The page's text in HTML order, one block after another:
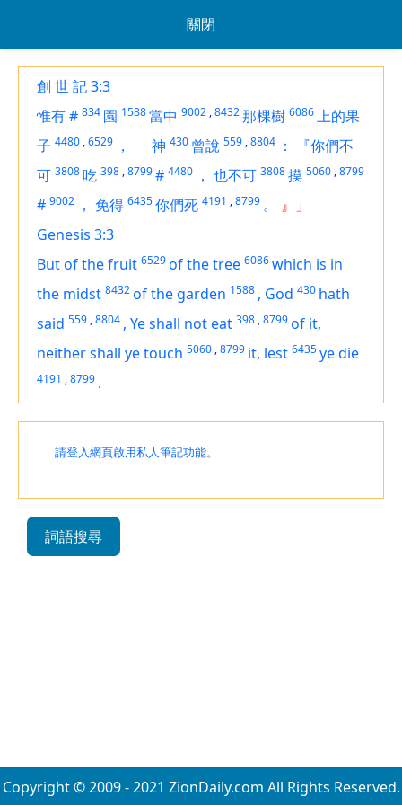
關閉
創 世 記 3:3
惟有# 834 園 1588當中 9002 ,8432那棵樹 6086上的果
子 4480 ,6529 ， 神 430 曾說 559 ,8804 ：
『你們不
可 3808吃 398 ,8799# 4480 ， 也不可 3808摸 5060 ,8799
# 9002 ， 免得 6435你們死 4191 ,8799 。
』」
Genesis 3:3
But of the fruit 6529of the tree 6086which is in
the midst 8432of the garden 1588 , God 430 hath
said 559 ,8804 , Ye shall not eat 398 ,8799of it,
neither shall ye touch 5060 ,8799 it, lest 6435ye die
4191 ,8799 .
請登入網頁啟用私人筆記功能。
詞語搜尋
Copyright © 2009 - 2021 ZionDaily.com All Rights Reserved.